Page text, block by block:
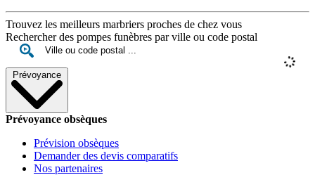
Trouvez les meilleurs marbriers proches de chez vous
Rechercher des pompes funèbres par ville ou code postal
Prévoyance
Prévoyance obsèques
Prévision obsèques
Demander des devis comparatifs
Nos partenaires